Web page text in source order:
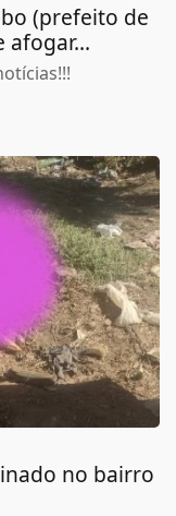
(prefeito de
afogar...
no bairro